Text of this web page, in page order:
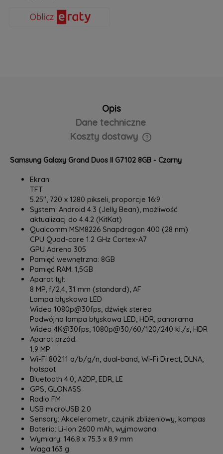
Opis
Dane techniczne
Koszty dostawy
Cena nie zawiera ewentualnych kosztów płatności
Samsung Galaxy Grand Duos II G7102 8GB - Czarny
Ekran:
TFT
5.25", ‎720 x 1280 pikseli, proporcje 16:9‎
System: Android 4.3 (Jelly Bean), możliwość
aktualizacj do 4.4.2 (KitKat)
Qualcomm MSM8226 Snapdragon 400 (28 nm)
CPU Quad-core 1.2 GHz Cortex-A7
GPU Adreno 305
Pamięć wewnętrzna: 8GB
Pamięć RAM: 1,5GB
Aparat tył:
8 MP, f/2.4, 31 mm (standard), AF
Lampa błyskowa LED
Wideo 1080p@30fps, dźwięk stereo
Podwójna lampa błyskowa LED, HDR, panorama
Wideo 4K@30fps, 1080p@30/60/120/240 kl./s, HDR
Aparat przód:
1.9 MP
Wi-Fi 802.11 a/b/g/n, dual-band, Wi-Fi Direct, DLNA,
hotspot
Bluetooth 4.0, A2DP, EDR, LE
GPS, GLONASS
Radio FM
USB microUSB 2.0
Sensory: ‎Akcelerometr, czujnik zbliżeniowy, kompas
Bateria: Li-Ion 2600 mAh, wyjmowana
Wymiary: 146.8 x 75.3 x 8.9 mm
Waga:163 g